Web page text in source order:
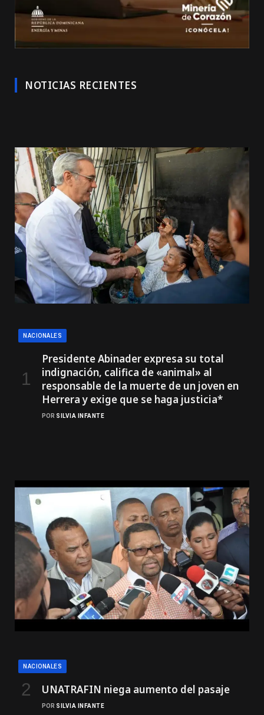
NOTICIAS RECIENTES
NACIONALES
Presidente Abinader expresa su total
indignación, califica de «animal» al
responsable de la muerte de un joven en
Herrera y exige que se haga justicia*
POR SILVIA INFANTE
NACIONALES
UNATRAFIN niega aumento del pasaje
POR SILVIA INFANTE